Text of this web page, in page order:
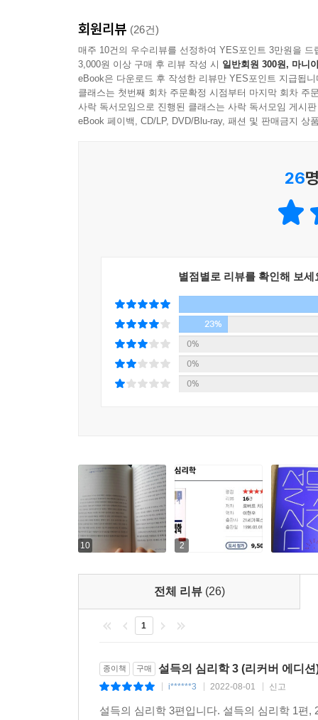
작은 변화가 큰 차이를 가져온다는 것을 의심했다
- 댄 애리얼리(듀크 대학 교수)
다른 사람들이 가진 믿음이나 하는 행동을 바
들려주는 최고의 과학과 실천을 제공한다. 영향력
더 나은 협상가가 되길 원하는가? 더 생산적으로
회원리뷰 (26건)
매주 10건의 우수리뷰를 선정하여 YES포인트 3만원을 드
3,000원 이상 구매 후 리뷰 작성 시 일반회원 300원, 마니
eBook은 다운로드 후 작성한 리뷰만 YES포인트 지급됩니
클래스는 첫번째 회차 주문확정 시점부터 마지막 회차 주
사락 독서모임으로 진행된 클래스는 사락 독서모임 게시
eBook 페이백, CD/LP, DVD/Blu-ray, 패션 및 판매금지 상
26
별점별로 리뷰를 확인해 보세
23%
0%
0%
0%
10 2
전체 리뷰 (26)
1
종이책 구매 설득의 심리학 3 (리커버 에디션
i******3 2022-08-01 신고
설득의 심리학 3편입니다. 설득의 심리학 1편